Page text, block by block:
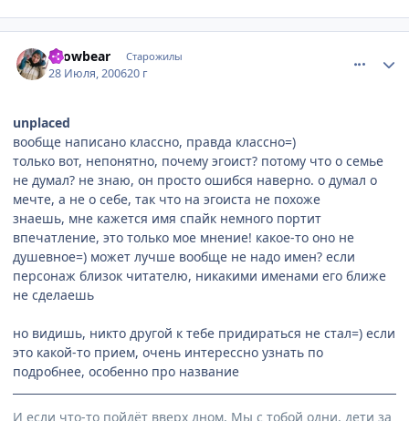
snowbear Старожилы
28 Июля, 200620 г
unplaced
вообще написано классно, правда классно=)
только вот, непонятно, почему эгоист? потому что о семье
не думал? не знаю, он просто ошибся наверно. о думал о
мечте, а не о себе, так что на эгоиста не похоже
знаешь, мне кажется имя спайк немного портит
впечатление, это только мое мнение! какое-то оно не
душевное=) может лучше вообще не надо имен? если
персонаж близок читателю, никакими именами его ближе
не сделаешь
но видишь, никто другой к тебе придираться не стал=) если
это какой-то прием, очень интерессно узнать по
подробнее, особенно про название
И если что-то пойдёт вверх дном, Мы с тобой одни, дети за